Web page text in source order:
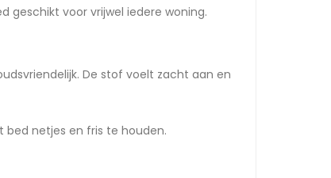
geschikt voor vrijwel iedere woning.
De stof voelt zacht aan en
netjes en fris te houden.